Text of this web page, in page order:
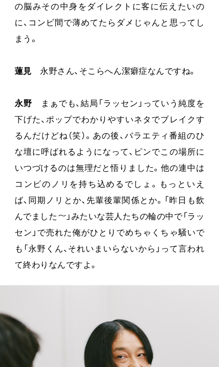
の脳みその中身をダイレクトに客に伝えたいの
に、コンビ間で薄めてたらダメじゃんと思ってし
まう。
蓮見 永野さん、そこらへん潔癖症なんですね。
永野 まぁでも、結局「ラッセン」っていう純度を
下げた、ポップでわかりやすいネタでブレイクす
るんだけどね（笑）。あの後、バラエティ番組のひ
な壇に呼ばれるようになって、ピンでこの場所に
いつづけるのは無理だと悟りました。他の連中は
コンビのノリを持ち込めるでしょ。もっといえ
ば、同期ノリとか、先輩後輩関係とか。「昨日も飲
んでました〜」みたいな芸人たちの輪の中で「ラッ
セン」で売れた俺がひとりでめちゃくちゃ騒いで
も「永野くん、それいまいらないから」って言われ
て終わりなんですよ。